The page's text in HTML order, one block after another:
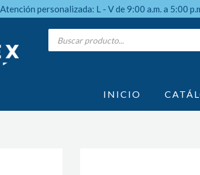
Atención personalizada: L - V de 9:00 a.m. a 5:00
Products
search
INICIO